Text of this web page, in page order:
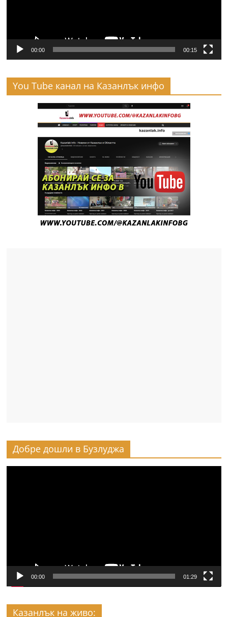
00:00 00:15
You Tube канал на Казанлък инфо
Добре дошли в Бузлуджа
00:00 01:29
Казанлък на живо: